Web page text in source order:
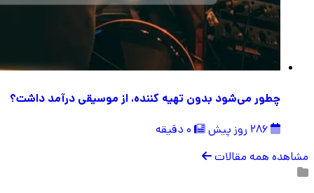
چطور می‌شود بدون تهیه کننده، از موسیقی درآمد داشت؟
مشاهده همه مقالات